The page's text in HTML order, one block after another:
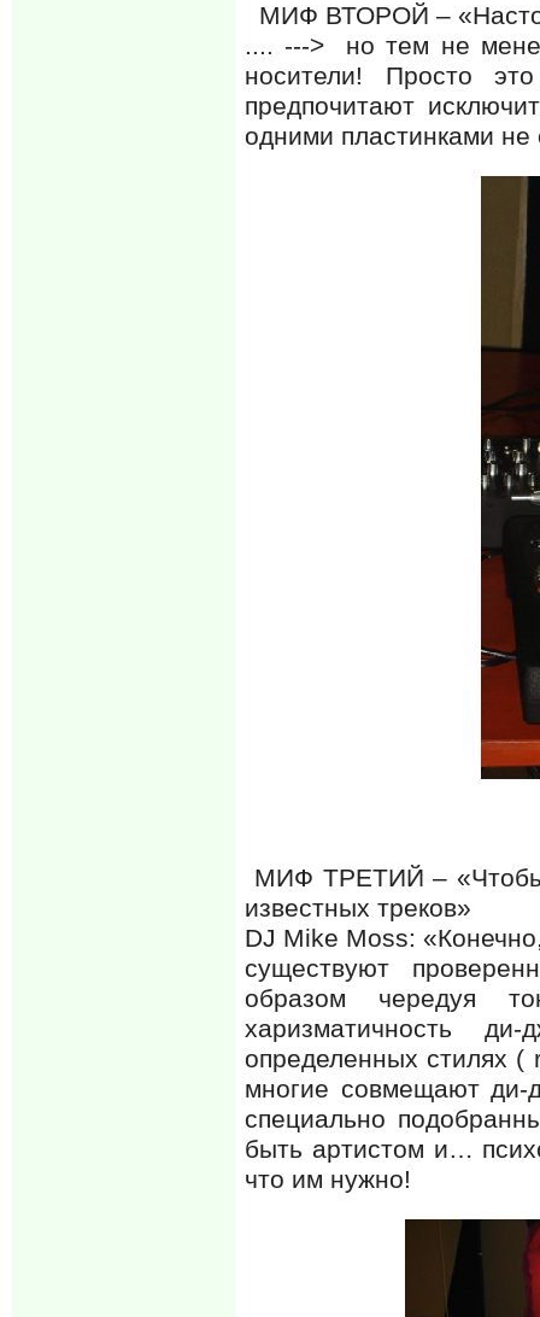
МИФ ВТОРОЙ –
.... ---> но тем не
носители! Просто
предпочитают
одними пластинками не
МИФ ТРЕТИЙ – «Чтобы
известных треков»
DJ Mike Moss:
существуют
образом чередуя
харизматичность
определенных стилях (
многие совмещают ди-
специально
быть артистом и…
что им нужно!